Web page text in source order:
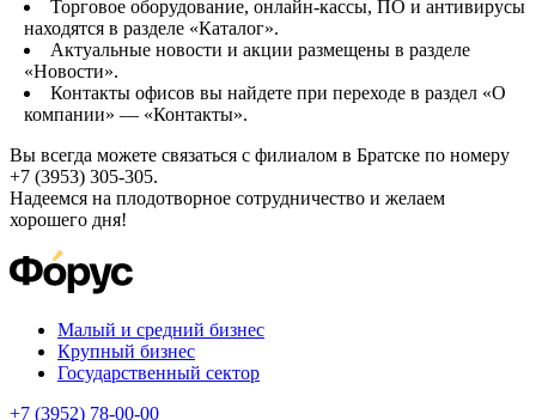
Торговое оборудование, онлайн-кассы, ПО и антивирусы
находятся в разделе «Каталог».
Актуальные новости и акции размещены в разделе
«Новости».
Контакты офисов вы найдете при переходе в раздел «О
компании» — «Контакты».
Вы всегда можете связаться с филиалом в Братске по номеру
+7 (3953) 305-305.
Надеемся на плодотворное сотрудничество и желаем
хорошего дня!
Малый и средний бизнес
Крупный бизнес
Государственный сектор
+7 (3952) 78-00-00